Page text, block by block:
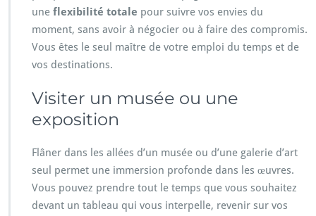
une flexibilité totale pour suivre vos envies du
moment, sans avoir à négocier ou à faire des compromis.
Vous êtes le seul maître de votre emploi du temps et de
vos destinations.
Visiter un musée ou une
exposition
Flâner dans les allées d’un musée ou d’une galerie d’art
seul permet une immersion profonde dans les œuvres.
Vous pouvez prendre tout le temps que vous souhaitez
devant un tableau qui vous interpelle, revenir sur vos